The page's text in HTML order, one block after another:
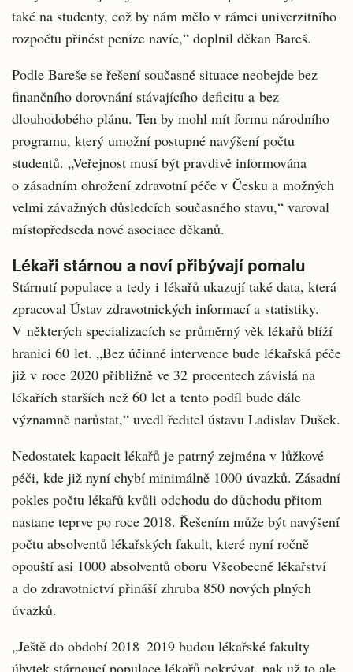
také na studenty, což by nám mělo v rámci univerzitního
rozpočtu přinést peníze navíc,“ doplnil děkan Bareš.
Podle Bareše se řešení současné situace neobejde bez
finančního dorovnání stávajícího deficitu a bez
dlouhodobého plánu. Ten by mohl mít formu národního
programu, který umožní postupné navýšení počtu
studentů. „Veřejnost musí být pravdivě informována
o zásadním ohrožení zdravotní péče v Česku a možných
velmi závažných důsledcích současného stavu,“ varoval
místopředseda nové asociace děkanů.
Lékaři stárnou a noví přibývají pomalu
Stárnutí populace a tedy i lékařů ukazují také data, která
zpracoval Ústav zdravotnických informací a statistiky.
V některých specializacích se průměrný věk lékařů blíží
hranici 60 let. „Bez účinné intervence bude lékařská péče
již v roce 2020 přibližně ve 32 procentech závislá na
lékařích starších než 60 let a tento podíl bude dále
významně narůstat,“ uvedl ředitel ústavu Ladislav Dušek.
Nedostatek kapacit lékařů je patrný zejména v lůžkové
péči, kde již nyní chybí minimálně 1000 úvazků. Zásadní
pokles počtu lékařů kvůli odchodu do důchodu přitom
nastane teprve po roce 2018. Řešením může být navýšení
počtu absolventů lékařských fakult, které nyní ročně
opouští asi 1000 absolventů oboru Všeobecné lékařství
a do zdravotnictví přináší zhruba 850 nových plných
úvazků.
„Ještě do období 2018–2019 budou lékařské fakulty
úbytek stárnoucí populace lékařů pokrývat, pak už to ale